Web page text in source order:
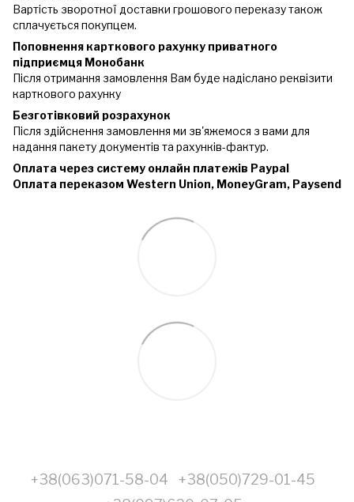
Вартість зворотної доставки грошового переказу також
сплачується покупцем.
Поповнення карткового рахунку приватного
підприємця Монобанк
Після отримання замовлення Вам буде надіслано реквізити
карткового рахунку
Безготівковий розрахунок
Після здійснення замовлення ми зв'яжемося з вами для
надання пакету документів та рахунків-фактур.
Оплата через систему онлайн платежів Paypal
Оплата переказом Western Union, MoneyGram, Paysend
+38(063)071-58-04
+38(050)729-01-45